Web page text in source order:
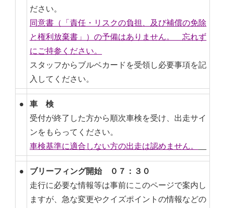
ださい。
同意書（「責任・リスクの負担、及び補償の免除
と権利放棄書」）の予備はありません。 忘れず
にご持参ください。
スタッフからブルベカードを受領し必要事項を記
入してください。
● 車 検
受付が終了した方から順次車検を受け、出走サイ
ンをもらってください。
車検基準に適合しない方の出走は認めません。
●
ブリーフィング開始 ０７：３０
走行に必要な情報等は事前にこのページで案内し
ますが、急な変更やクイズポイントの情報などの